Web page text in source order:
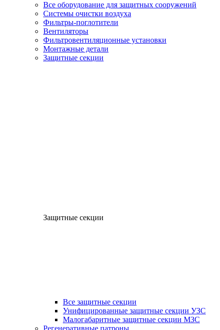
Все оборудование для защитных сооружений
Системы очистки воздуха
Фильтры-поглотители
Вентиляторы
Фильтровентиляционные установки
Монтажные детали
Защитные секции
Защитные секции
Все защитные секции
Унифицированные защитные секции УЗС
Малогабаритные защитные секции МЗС
Регенеративные патроны